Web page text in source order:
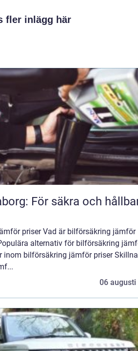
fler inlägg här
För säkra och
priser Vad är bilförsäkring jämför
alternativ för bilförsäkring
inom bilförsäkring jämför priser
06 augusti